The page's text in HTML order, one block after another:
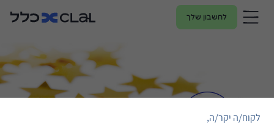
לחשבון שלך
לקוח/ה יקר/ה,